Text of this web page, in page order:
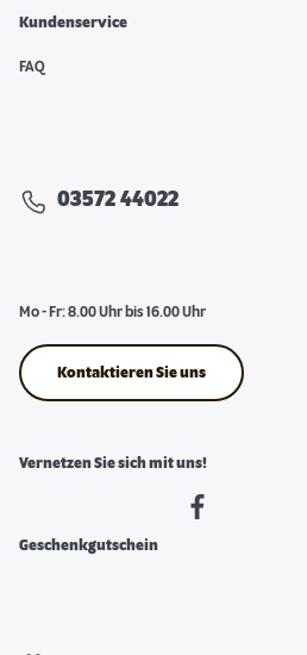
Kundenservice
FAQ
03572 44022
Mo - Fr: 8.00 Uhr bis 16.00 Uhr
Kontaktieren Sie uns
Vernetzen Sie sich mit uns!
Geschenkgutschein